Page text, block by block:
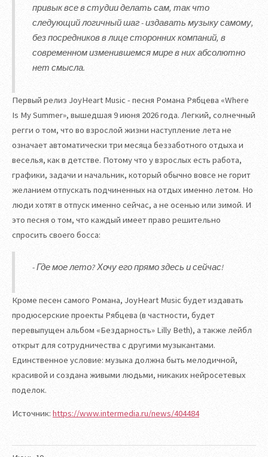
привык все в студии делать сам, так что
следующий логичный шаг - издавать музыку самому,
без посредников в лице сторонних компаний, в
современном изменившемся мире в них абсолютно
нет смысла.
Первый релиз JoyHeart Music - песня Романа Рябцева «Where
Is My Summer», вышедшая 9 июня 2026 года. Легкий, солнечный
регги о том, что во взрослой жизни наступление лета не
означает автоматически три месяца беззаботного отдыха и
веселья, как в детстве. Потому что у взрослых есть работа,
графики, задачи и начальник, который обычно вовсе не горит
желанием отпускать подчиненных на отдых именно летом. Но
люди хотят в отпуск именно сейчас, а не осенью или зимой. И
это песня о том, что каждый имеет право решительно
спросить своего босса:
- Где мое лето? Хочу его прямо здесь и сейчас!
Кроме песен самого Романа, JoyHeart Music будет издавать
продюсерские проекты Рябцева (в частности, будет
перевыпущен альбом «Бездарность» Lilly Beth), а также лейбл
открыт для сотрудничества с другими музыкантами.
Единственное условие: музыка должна быть мелодичной,
красивой и создана живыми людьми, никаких нейросетевых
поделок.
Источник: https://www.intermedia.ru/news/404484